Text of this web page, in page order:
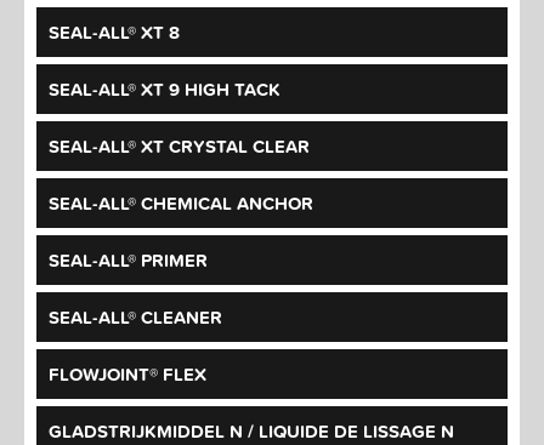
SEAL-ALL® XT 8
SEAL-ALL® XT 9 HIGH TACK
SEAL-ALL® XT CRYSTAL CLEAR
SEAL-ALL® CHEMICAL ANCHOR
SEAL-ALL® PRIMER
SEAL-ALL® CLEANER
FLOWJOINT® FLEX
GLADSTRIJKMIDDEL N / LIQUIDE DE LISSAGE N